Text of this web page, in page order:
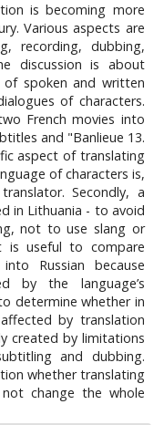
is becoming more
Various aspects are
recording, dubbing,
discussion is about
of spoken and written
of characters.
French movies into
and "Banlieue 13.
aspect of translating
of characters is,
Secondly, a
in Lithuania - to avoid
not to use slang or
is useful to compare
Russian because
by the language’s
determine whether in
by translation
created by limitations
and dubbing.
whether translating
change the whole